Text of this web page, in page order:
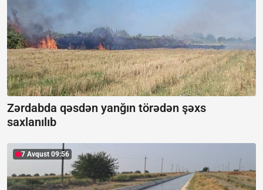
Zərdabda qəsdən yanğın törədən şəxs
saxlanılıb
7 Avqust 09:56